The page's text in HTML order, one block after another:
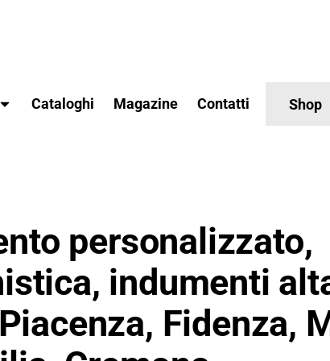
Cataloghi Magazine Contatti Shop
personalizzato,
indumenti
Fidenza,